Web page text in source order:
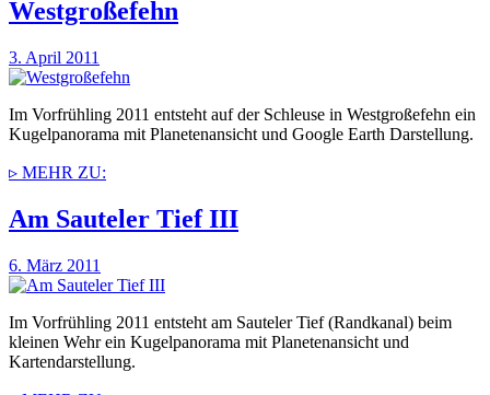
Westgroßefehn
3. April 2011
Im Vorfrühling 2011 entsteht auf der Schleuse in Westgroßefehn ein
Kugelpanorama mit Planetenansicht und Google Earth Darstellung.
▹ MEHR ZU:
Am Sauteler Tief III
6. März 2011
Im Vorfrühling 2011 entsteht am Sauteler Tief (Randkanal) beim
kleinen Wehr ein Kugelpanorama mit Planetenansicht und
Kartendarstellung.